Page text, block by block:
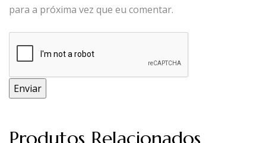
para a próxima vez que eu comentar.